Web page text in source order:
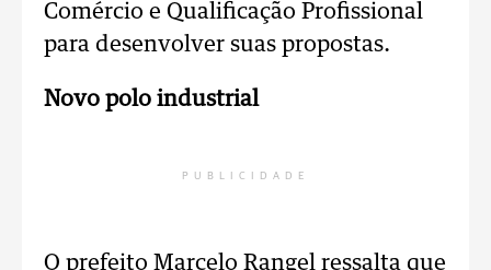
Comércio e Qualificação Profissional
para desenvolver suas propostas.
Novo polo industrial
PUBLICIDADE
O prefeito Marcelo Rangel ressalta que